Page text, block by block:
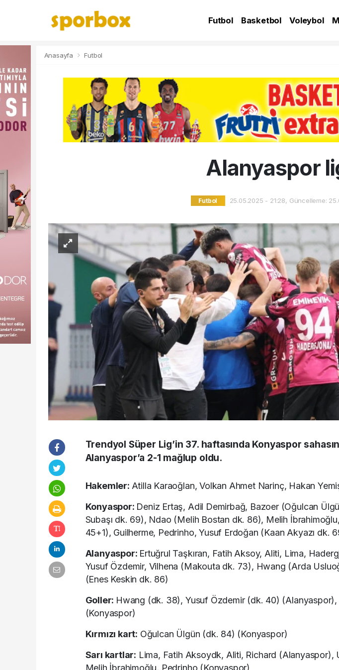
Futbol Basketbol Voleybol
Anasayfa Futbol
Alanyaspor
Futbol 25.05.2025 - 21:28, Güncelleme:
Trendyol Süper Lig’in 37. haftasında Konyaspor
Alanyaspor’a 2-1 mağlup oldu.
Hakemler: Atilla Karaoğlan, Volkan Ahmet Narinç, Hakan
Konyaspor: Deniz Ertaş, Adil Demirbağ, Bazoer (Oğulcan
Subaşı dk. 69), Ndao (Melih Bostan dk. 86), Melih
45+1), Guilherme, Pedrinho, Yusuf Erdoğan (Kaan Akyazı dk.
Alanyaspor: Ertuğrul Taşkıran, Fatih Aksoy, Aliti, Lima,
Yusuf Özdemir, Vilhena (Makouta dk. 73), Hwang (Arda
(Enes Keskin dk. 86)
Goller: Hwang (dk. 38), Yusuf Özdemir (dk. 40)
(Konyaspor)
Kırmızı kart: Oğulcan Ülgün (dk. 84) (Konyaspor)
Sarı kartlar: Lima, Fatih Aksoydk, Aliti, Richard (Alanyaspor),
Melih İbrahimoğlu, Pedrinho (Konyaspor)